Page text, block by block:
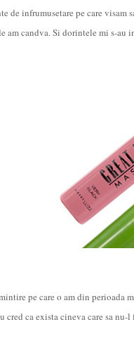
de infrumusetare pe care
am candva. Si dorintele mi s-au
pe care o am din perioada
cred ca exista cineva care sa